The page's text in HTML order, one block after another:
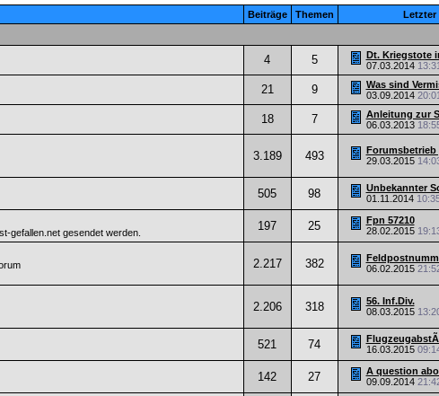
Beiträge Themen Letzter
4 5
Dt. Kriegstote
07.03.2014 13:31
21 9
Was sind
03.09.2014 20:01
18 7
Anleitung zur
06.03.2013
3.189 493
Forumsbetrieb
29.03.2015
505 98
Unbekannter
01.11.2014
gefallen.net gesendet werden. 197 25
Fpn 57210
28.02.2015
2.217 382
06.02.2015
2.206 318
56. Inf.Div.
08.03.2015
521 74
16.03.2015
142 27
A question
09.09.2014